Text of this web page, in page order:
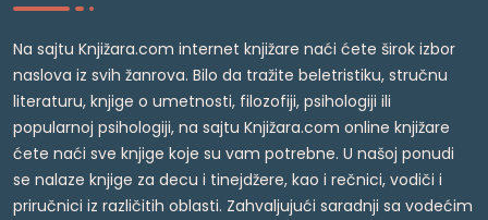
Na sajtu Knjižara.com internet knjižare naći ćete širok izbor
naslova iz svih žanrova. Bilo da tražite beletristiku, stručnu
literaturu, knjige o umetnosti, filozofiji, psihologiji ili
popularnoj psihologiji, na sajtu Knjižara.com online knjižare
ćete naći sve knjige koje su vam potrebne. U našoj ponudi
se nalaze knjige za decu i tinejdžere, kao i rečnici, vodiči i
priručnici iz različitih oblasti. Zahvaljujući saradnji sa vodećim